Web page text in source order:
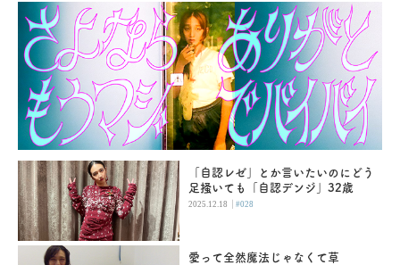
「自認レゼ」とか言いたいのにどう
足掻いても「自認デンジ」32歳
2025.12.18 |#028
愛って全然魔法じゃなくて草